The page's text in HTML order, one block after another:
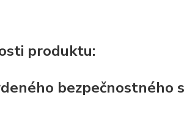
produktu:
bezpečnostného